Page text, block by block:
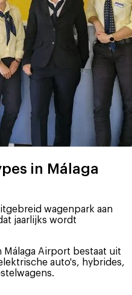
in Málaga
wagenpark aan
jaarlijks wordt
Málaga Airport bestaat uit
auto's, hybrides,